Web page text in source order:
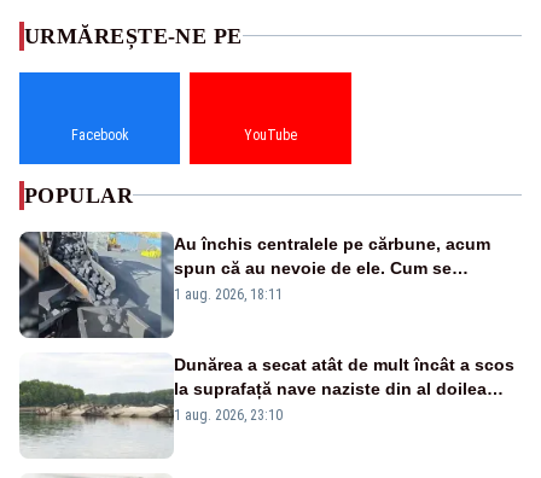
URMĂREȘTE-NE PE
Facebook YouTube
POPULAR
Au închis centralele pe cărbune, acum
spun că au nevoie de ele. Cum se
pasează vina în plină criză energetică
1 aug. 2026, 18:11
Dunărea a secat atât de mult încât a scos
la suprafață nave naziste din al doilea
război mondial
1 aug. 2026, 23:10